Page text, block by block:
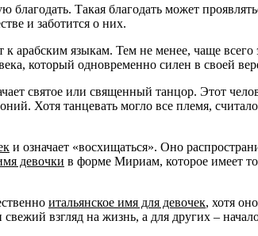
благодать. Такая благодать может
и заботится о них.
арабским языкам. Тем не менее, чаще всего
который одновременно силен в своей
святое или священный танцор. Этот
Хотя танцевать могло все племя,
и означает «восхищаться». Оно
девочки в форме Мириам, которое имеет
итальянское имя для девочек, хотя
взгляд на жизнь, а для других –